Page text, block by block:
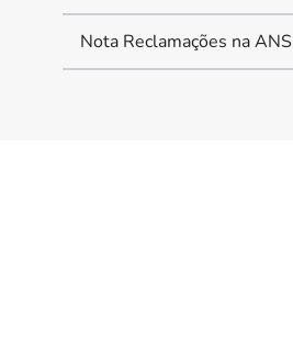
Nota Reclamações na ANS